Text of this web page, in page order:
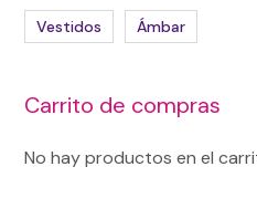
Vestidos Ámbar
Carrito de compras
No hay productos en el